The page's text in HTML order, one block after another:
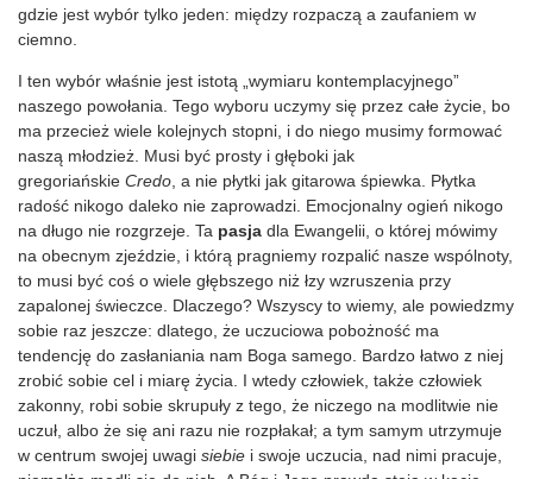
gdzie jest wybór tylko jeden: między rozpaczą a zaufaniem w
ciemno.
I ten wybór właśnie jest istotą „wymiaru kontemplacyjnego”
naszego powołania. Tego wyboru uczymy się przez całe życie, bo
ma przecież wiele kolejnych stopni, i do niego musimy formować
naszą młodzież. Musi być prosty i głęboki jak
gregoriańskie Credo , a nie płytki jak gitarowa śpiewka. Płytka
radość nikogo daleko nie zaprowadzi. Emocjonalny ogień nikogo
na długo nie rozgrzeje. Ta pasja dla Ewangelii, o której mówimy
na obecnym zjeździe, i którą pragniemy rozpalić nasze wspólnoty,
to musi być coś o wiele głębszego niż łzy wzruszenia przy
zapalonej świeczce. Dlaczego? Wszyscy to wiemy, ale powiedzmy
sobie raz jeszcze: dlatego, że uczuciowa pobożność ma
tendencję do zasłaniania nam Boga samego. Bardzo łatwo z niej
zrobić sobie cel i miarę życia. I wtedy człowiek, także człowiek
zakonny, robi sobie skrupuły z tego, że niczego na modlitwie nie
uczuł, albo że się ani razu nie rozpłakał; a tym samym utrzymuje
w centrum swojej uwagi siebie i swoje uczucia, nad nimi pracuje,